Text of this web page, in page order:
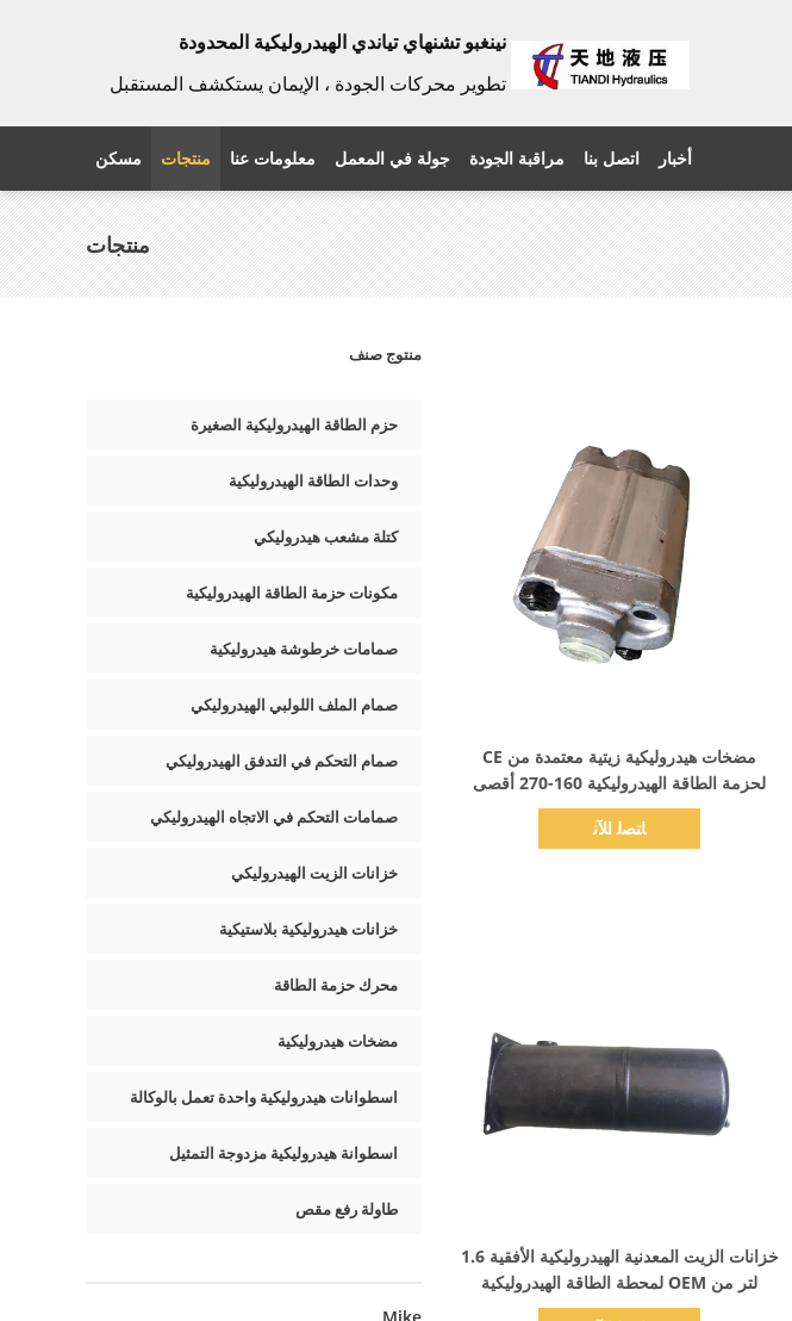
نينغبو تشنهاي تياندي الهيدروليكية المحدودة
تطوير محركات الجودة ، الإيمان يستكشف المستقبل
مسكن منتجات معلومات عنا جولة في المعمل مراقبة الجودة اتصل بنا أخبار
منتجات
منتوج صنف
حزم الطاقة الهيدروليكية الصغيرة
وحدات الطاقة الهيدروليكية
كتلة مشعب هيدروليكي
مكونات حزمة الطاقة الهيدروليكية
صمامات خرطوشة هيدروليكية
صمام الملف اللولبي الهيدروليكي
صمام التحكم في التدفق الهيدروليكي
صمامات التحكم في الاتجاه الهيدروليكي
خزانات الزيت الهيدروليكي
خزانات هيدروليكية بلاستيكية
محرك حزمة الطاقة
مضخات هيدروليكية
اسطوانات هيدروليكية واحدة تعمل بالوكالة
اسطوانة هيدروليكية مزدوجة التمثيل
طاولة رفع مقص
مضخات هيدروليكية زيتية معتمدة من CE
لحزمة الطاقة الهيدروليكية 160-270 أقصى
ضغط / بار
ﺎﺘﺼﻟ ﺍﻶﻧ
خزانات الزيت المعدنية الهيدروليكية الأفقية 1.6
لتر من OEM لمحطة الطاقة الهيدروليكية